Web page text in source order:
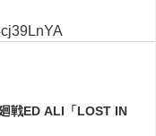
戦ED ALI「LOST IN